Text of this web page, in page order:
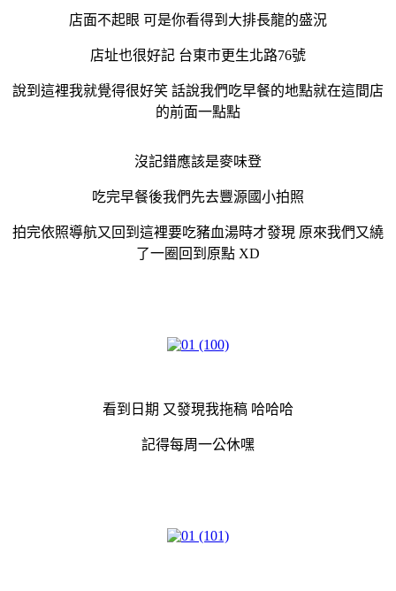
店面不起眼 可是你看得到大排長龍的盛況
店址也很好記 台東市更生北路76號
說到這裡我就覺得很好笑 話說我們吃早餐的地點就在這間店
的前面一點點
沒記錯應該是麥味登
吃完早餐後我們先去豐源國小拍照
拍完依照導航又回到這裡要吃豬血湯時才發現 原來我們又繞
了一圈回到原點 XD
看到日期 又發現我拖稿 哈哈哈
記得每周一公休嘿